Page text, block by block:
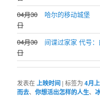
04月30
日
哈尔的移动城堡
04月30
日
间谍过家家 代号：
发表在上映时间 |标签为 4月
而去、你想活出怎样的人生、